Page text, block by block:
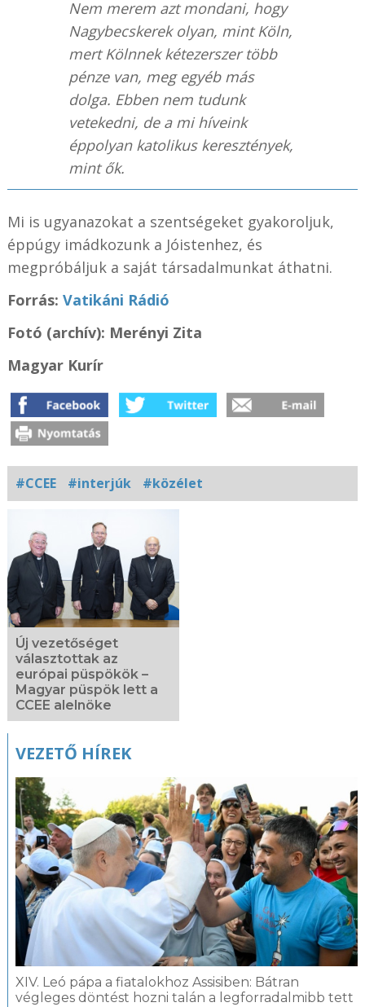
Nem merem azt mondani, hogy
Nagybecskerek olyan, mint Köln,
mert Kölnnek kétezerszer több
pénze van, meg egyéb más
dolga. Ebben nem tudunk
vetekedni, de a mi híveink
éppolyan katolikus keresztények,
mint ők.
Mi is ugyanazokat a szentségeket gyakoroljuk,
éppúgy imádkozunk a Jóistenhez, és
megpróbáljuk a saját társadalmunkat áthatni.
Forrás: Vatikáni Rádió
Fotó (archív): Merényi Zita
Magyar Kurír
#CCEE #interjúk #közélet
fotógaléria
Új vezetőséget
választottak az
európai püspökök –
Magyar püspök lett a
CCEE alelnöke
VEZETŐ HÍREK
XIV. Leó pápa a fiatalokhoz Assisiben: Bátran
végleges döntést hozni talán a legforradalmibb tett